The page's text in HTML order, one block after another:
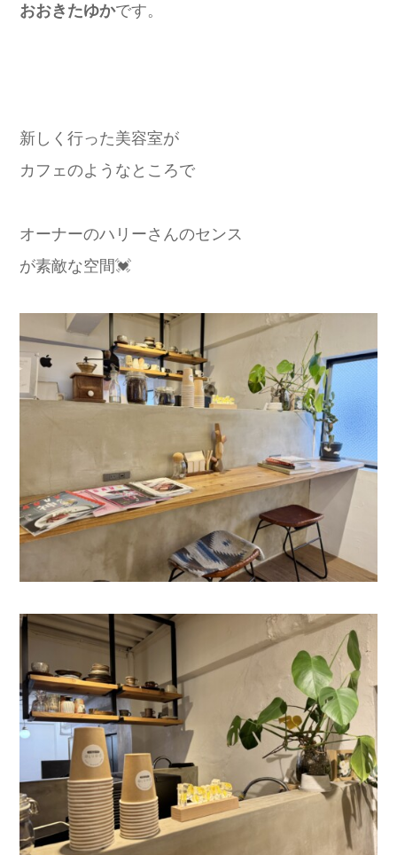
おおきたゆかです。
新しく行った美容室が
カフェのようなところで
オーナーのハリーさんのセンス
が素敵な空間💓